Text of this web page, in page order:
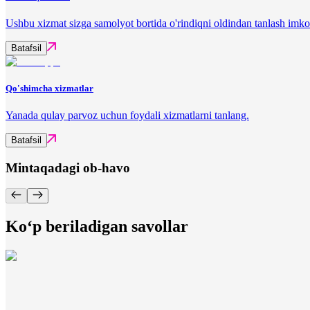
Ushbu xizmat sizga samolyot bortida o'rindiqni oldindan tanlash
Batafsil
Qo'shimcha xizmatlar
Yanada qulay parvoz uchun foydali xizmatlarni tanlang.
Batafsil
Mintaqadagi ob-havo
Ko‘p beriladigan savollar